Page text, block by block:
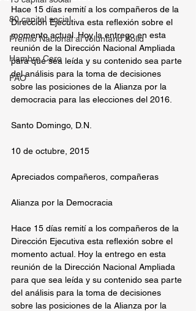
80 capital social
Premio Nacional al Voluntario Solid
Hambre Cero
FAO
Hace 15 días remití a los compañeros de la
Dirección Ejecutiva esta reflexión sobre el
momento actual. Hoy la entrego en esta
reunión de la Dirección Nacional Ampliada
para que sea leída y su contenido sea parte
del análisis para la toma de decisiones
sobre las posiciones de la Alianza por la
democracia para las elecciones del 2016.
Santo Domingo, D.N.
10 de octubre, 2015
Apreciados compañeros, compañeras
Alianza por la Democracia
Hace 15 días remití a los compañeros de la
Dirección Ejecutiva esta reflexión sobre el
momento actual. Hoy la entrego en esta
reunión de la Dirección Nacional Ampliada
para que sea leída y su contenido sea parte
del análisis para la toma de decisiones
sobre las posiciones de la Alianza por la